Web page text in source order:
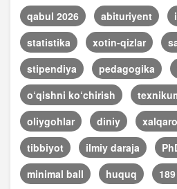
qabul 2026 abituriyent
statistika
xotin-qizlar
stipendiya
pedagogika
o‘qishni ko‘chirish
oliygohlar
diniy
tibbiyot
ilmiy daraja
minimal ball
huquq